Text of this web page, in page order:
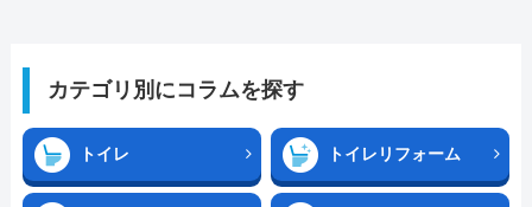
カテゴリ別にコラムを探す
トイレ トイレリフォーム